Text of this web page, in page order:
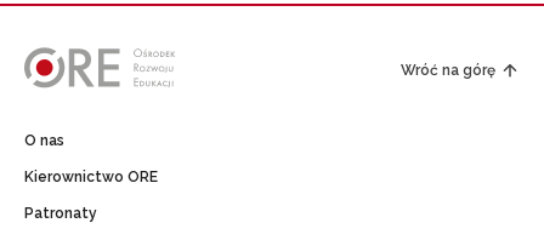
Wróć na górę
O nas
Kierownictwo ORE
Patronaty